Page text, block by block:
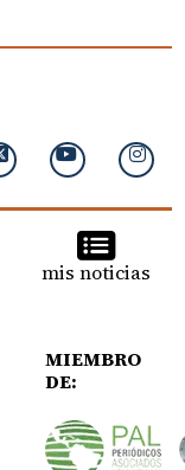
mis noticias
MIEMBRO
DE: